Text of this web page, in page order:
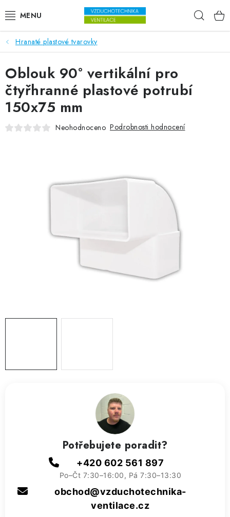
VENTILÁTORY
VZDUCHOTECHNIKA
REKUPERACE
TOPENÍ A CHLAZENÍ
ZVLHČOVAČE VZDUCHU PRŮMYSLOVÉ
Hranaté plastové tvarovky
Oblouk 90° vertikální pro
čtyřhranné plastové potrubí
150x75 mm
Neohodnoceno Podrobnosti hodnocení
Potřebujete poradit?
+420 602 561 897
Po–Čt 7:30–16:00, Pá 7:30–13:30
obchod@vzduchotechnika-
ventilace.cz